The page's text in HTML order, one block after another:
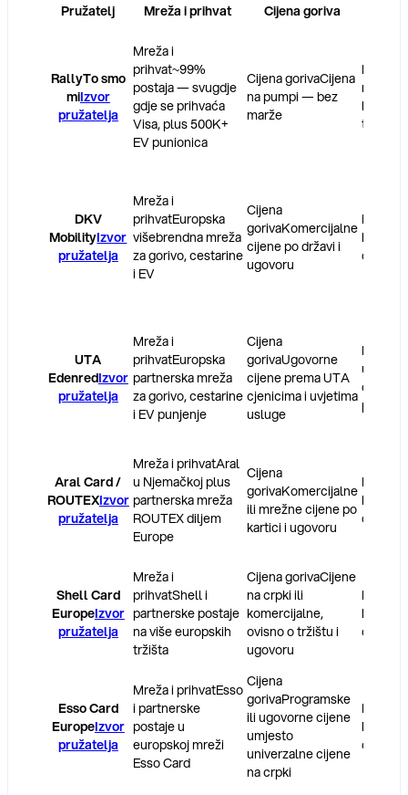
Pružatelj
Mreža i prihvat Cijena goriva
RallyTo smo
miIzvor
pružatelja
Mreža i
prihvat~99%
postaja — svugdje
gdje se prihvaća
Visa, plus 500K+
EV punionica
Cijena gorivaCijena
na pumpi — bez
marže
bez
DKV
MobilityIzvor
pružatelja
Mreža i
prihvatEuropska
višebrendna mreža
za gorivo, cestarine
i EV
Cijena
gorivaKomercijalne
cijene po državi i
ugovoru
karticu
o
UTA
EdenredIzvor
pružatelja
Mreža i
prihvatEuropska
partnerska mreža
za gorivo, cestarine
i EV punjenje
Cijena
gorivaUgovorne
cijene prema UTA
cjenicima i uvjetima
usluge
usluge
o
Aral Card /
ROUTEXIzvor
pružatelja
Mreža i prihvatAral
u Njemačkoj plus
partnerska mreža
ROUTEX diljem
Europe
Cijena
gorivaKomercijalne
ili mrežne cijene po
kartici i ugovoru
karticu
o
Shell Card
EuropeIzvor
pružatelja
Mreža i
prihvatShell i
partnerske postaje
na više europskih
tržišta
Cijena gorivaCijene
na crpki ili
komercijalne,
ovisno o tržištu i
ugovoru
karticu
o tržištu
Esso Card
EuropeIzvor
pružatelja
Mreža i prihvatEsso
i partnerske
postaje u
europskoj mreži
Esso Card
Cijena
gorivaProgramske
ili ugovorne cijene
umjesto
univerzalne cijene
na crpki
karticu
o